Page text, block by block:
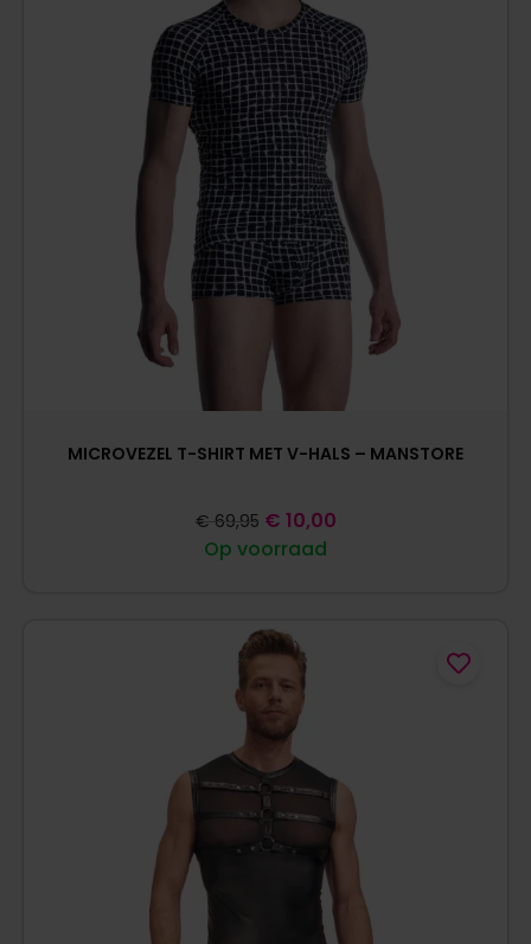
MICROVEZEL T-SHIRT MET V-HALS – MANSTORE
Op voorraad
€ 69,95 € 10,00